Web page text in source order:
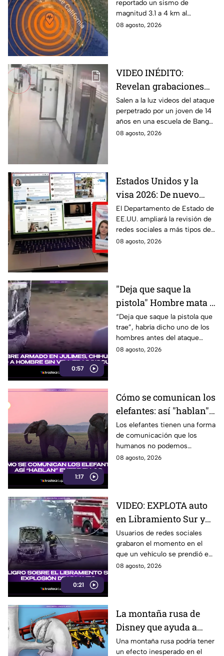
Cabo
reportado un sismo de
magnitud 3.1 a 4 km al
noroeste de San José del
08 agosto, 2026
VIDEO INÉDITO:
Revelan grabaciones
del tiroteo escolar que
dejó múltiples víctimas
Salen a la luz videos del ataque
perpetrado por un joven de 14
años en una escuela de Bang
Kruai, Tailandia. El saldo es de
08 agosto, 2026
Estados Unidos y la
visa 2026: De nuevo
revisarán las redes
sociales de mexicanos
que viaje a este país
El Departamento de Estado de
EE.UU. ampliará la revisión de
redes sociales a más tipos de
visa, incluyendo a mexicanos
08 agosto, 2026
0:57
"Deja que saque la
pistola" Hombre mata a
padre y hiere a su hijo
por supuestamente
invadir un camino
“Deja que saque la pistola que
trae”, habría dicho uno de los
hombres antes del ataque
armado en Julimes, Chihuahua
08 agosto, 2026
1:17
Cómo se comunican los
elefantes: así "hablan"
entre ellos
Los elefantes tienen una forma
de comunicación que los
humanos no podemos
escuchar, ellos “hablan” de una
08 agosto, 2026
0:21
VIDEO: EXPLOTA auto
en Libramiento Sur y
ocasiona fuerte tráfico
en Tijuana este sábado;
cerca de 5 y 10
Usuarios de redes sociales
grabaron el momento en el
que un vehículo se prendió en
llamas sobre el Libramiento, lo
08 agosto, 2026
La montaña rusa de
Disney que ayuda a
expulsar cálculos
Una montaña rusa podría tener
un efecto inesperado en el